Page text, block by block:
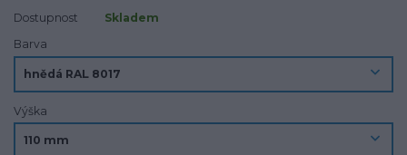
Dostupnost
Skladem
Barva
Výška